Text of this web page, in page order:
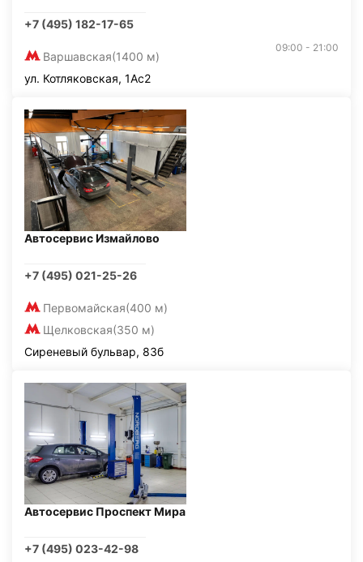
+7 (495) 182-17-65
Варшавская(1400 м)
09:00 - 21:00
ул. Котляковская, 1Ас2
Автосервис Измайлово
+7 (495) 021-25-26
Первомайская(400 м)
Щелковская(350 м)
Сиреневый бульвар, 83б
Автосервис Проспект Мира
+7 (495) 023-42-98